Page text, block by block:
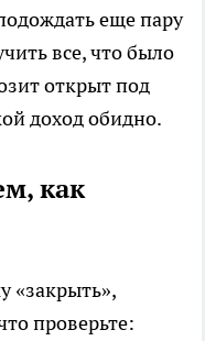
еще пару
все, что было
открыт под
доход обидно.
как
«закрыть»,
проверьте: